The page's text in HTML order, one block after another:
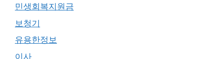
민생회복지원금
보청기
유용한정보
이사